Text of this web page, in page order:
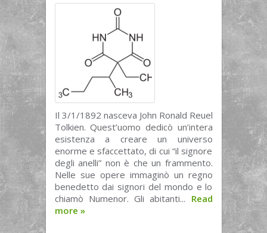
Il 3/1/1892 nasceva John Ronald Reuel
Tolkien. Quest’uomo dedicò un’intera
esistenza a creare un universo
enorme e sfaccettato, di cui “il signore
degli anelli” non è che un frammento.
Nelle sue opere immaginò un regno
benedetto dai signori del mondo e lo
chiamò Numenor. Gli abitanti... Read
more »